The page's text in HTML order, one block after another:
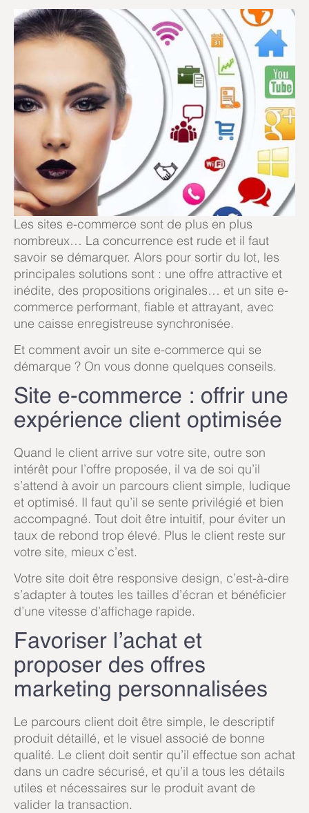
Les sites e-commerce sont de plus en plus
nombreux… La concurrence est rude et il faut
savoir se démarquer. Alors pour sortir du lot, les
principales solutions sont : une offre attractive et
inédite, des propositions originales… et un site e-
commerce performant, fiable et attrayant, avec
une caisse enregistreuse synchronisée.
Et comment avoir un site e-commerce qui se
démarque ? On vous donne quelques conseils.
Site e-commerce : offrir une
expérience client optimisée
Quand le client arrive sur votre site, outre son
intérêt pour l’offre proposée, il va de soi qu’il
s’attend à avoir un parcours client simple, ludique
et optimisé. Il faut qu’il se sente privilégié et bien
accompagné. Tout doit être intuitif, pour éviter un
taux de rebond trop élevé. Plus le client reste sur
votre site, mieux c’est.
Votre site doit être responsive design, c’est-à-dire
s’adapter à toutes les tailles d’écran et bénéficier
d’une vitesse d’affichage rapide.
Favoriser l’achat et
proposer des offres
marketing personnalisées
Le parcours client doit être simple, le descriptif
produit détaillé, et le visuel associé de bonne
qualité. Le client doit sentir qu’il effectue son achat
dans un cadre sécurisé, et qu’il a tous les détails
utiles et nécessaires sur le produit avant de
valider la transaction.